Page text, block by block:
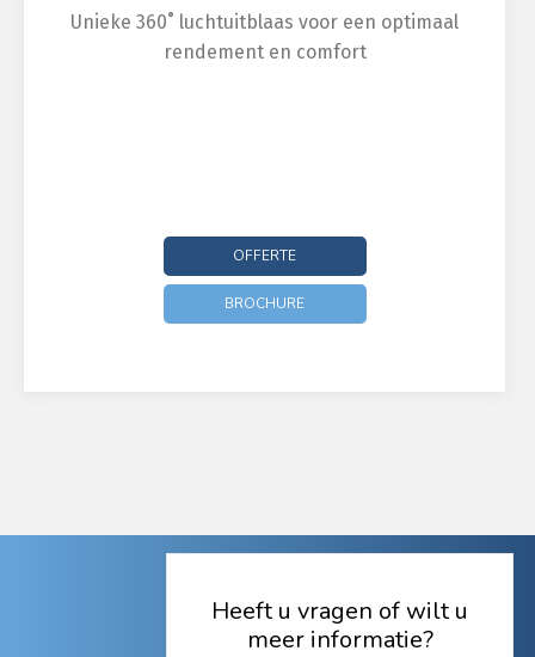
Unieke 360˚ luchtuitblaas voor een optimaal
rendement en comfort
OFFERTE
BROCHURE
Heeft u vragen of wilt u
meer informatie?